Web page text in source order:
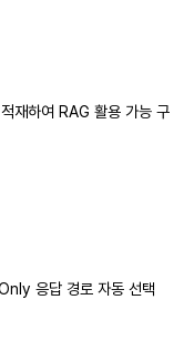
하여 RAG 활용 가능 구
응답 경로 자동 선택